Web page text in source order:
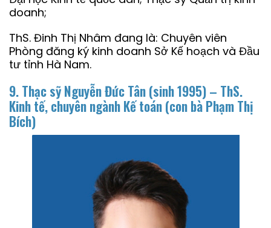
doanh;
ThS. Đinh Thị Nhâm đang là: Chuyên viên
Phòng đăng ký kinh doanh Sở Kế hoạch và Đầu
tư tỉnh Hà Nam.
9. Thạc sỹ Nguyễn Đức Tân (sinh 1995) – ThS.
Kinh tế, chuyên ngành Kế toán (con bà Phạm Thị
Bích)